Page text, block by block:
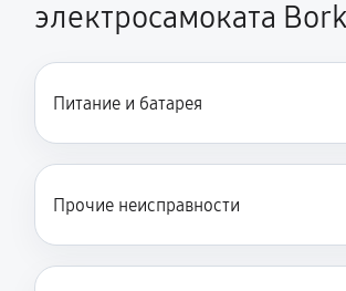
Гидроизоляция
Замена подсветки
Восстановление после
1960 руб
Замена элемента
электросамоката Bork
Питание и батарея
Прочие неисправности